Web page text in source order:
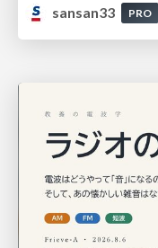
sansan33
PRO